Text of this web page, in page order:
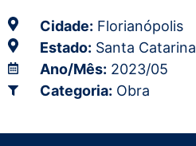
Cidade: Florianópolis
Estado: Santa Catarina
Ano/Mês: 2023/05
Categoria: Obra